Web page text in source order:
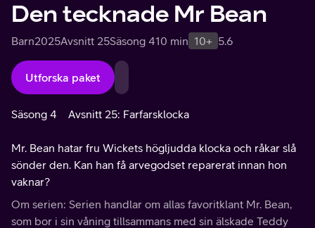
Den tecknade Mr Bean
Barn2025Avsnitt 25Säsong 410 min 10+ 5.6
Utforska paket
Säsong 4 Avsnitt 25: Farfarsklocka
Mr. Bean hatar fru Wickets högljudda klocka och råkar slå
sönder den. Kan han få arvegodset reparerat innan hon
vaknar?
Om serien: Serien handlar om allas favoritklant Mr. Bean,
som bor i sin våning tillsammans med sin älskade Teddy